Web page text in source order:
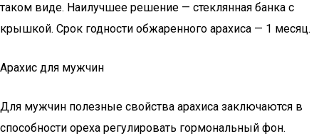
таком виде. Наилучшее решение — стеклянная банка с
крышкой. Срок годности обжаренного арахиса — 1 месяц.
Арахис для мужчин
Для мужчин полезные свойства арахиса заключаются в
способности ореха регулировать гормональный фон.